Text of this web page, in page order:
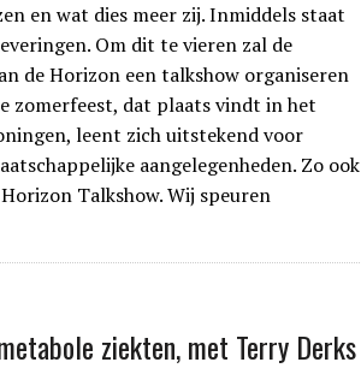
en wat dies meer zij. Inmiddels staat
Om dit te vieren zal de
de Horizon een talkshow organiseren
zomerfeest, dat plaats vindt in het
leent zich uitstekend voor
aangelegenheden. Zo ook
Talkshow. Wij speuren
ziekten, met Terry Derks